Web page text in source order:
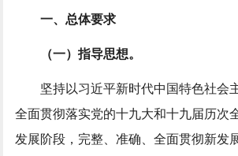
一、总体要求
（一）指导思想。
坚持以习近平新时代中国特色社会
全面贯彻落实党的十九大和十九届历次
发展阶段，完整、准确、全面贯彻新发